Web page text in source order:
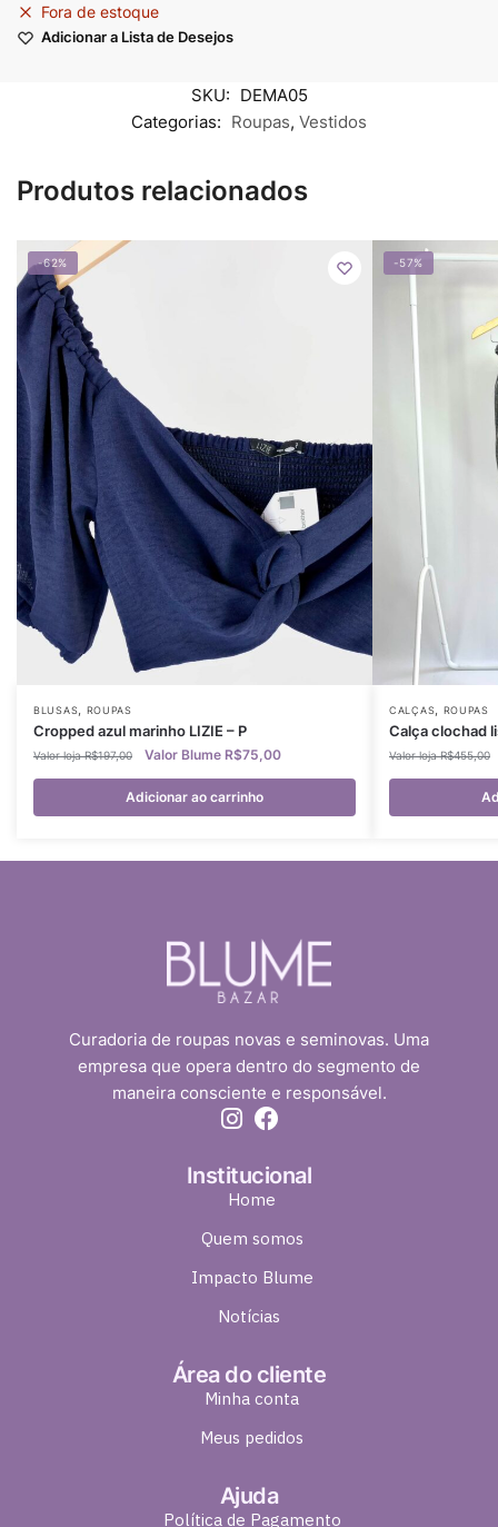
Fora de estoque
Adicionar a Lista de Desejos
SKU: DEMA05
Categorias: Roupas, Vestidos
Produtos relacionados
-62%
BLUSAS ROUPAS
Cropped azul marinho LIZIE – P
R$197,00 R$75,00
Adicionar ao carrinho
-57%
CALÇAS ROUPAS
Calça clochad
R$455,00
Curadoria de roupas novas e seminovas. Uma
empresa que opera dentro do segmento de
maneira consciente e responsável.
Institucional
Home
Quem somos
Impacto Blume
Notícias
Área do cliente
Minha conta
Meus pedidos
Ajuda
Política de Pagamento